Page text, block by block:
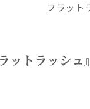
フラット
ットラッシ